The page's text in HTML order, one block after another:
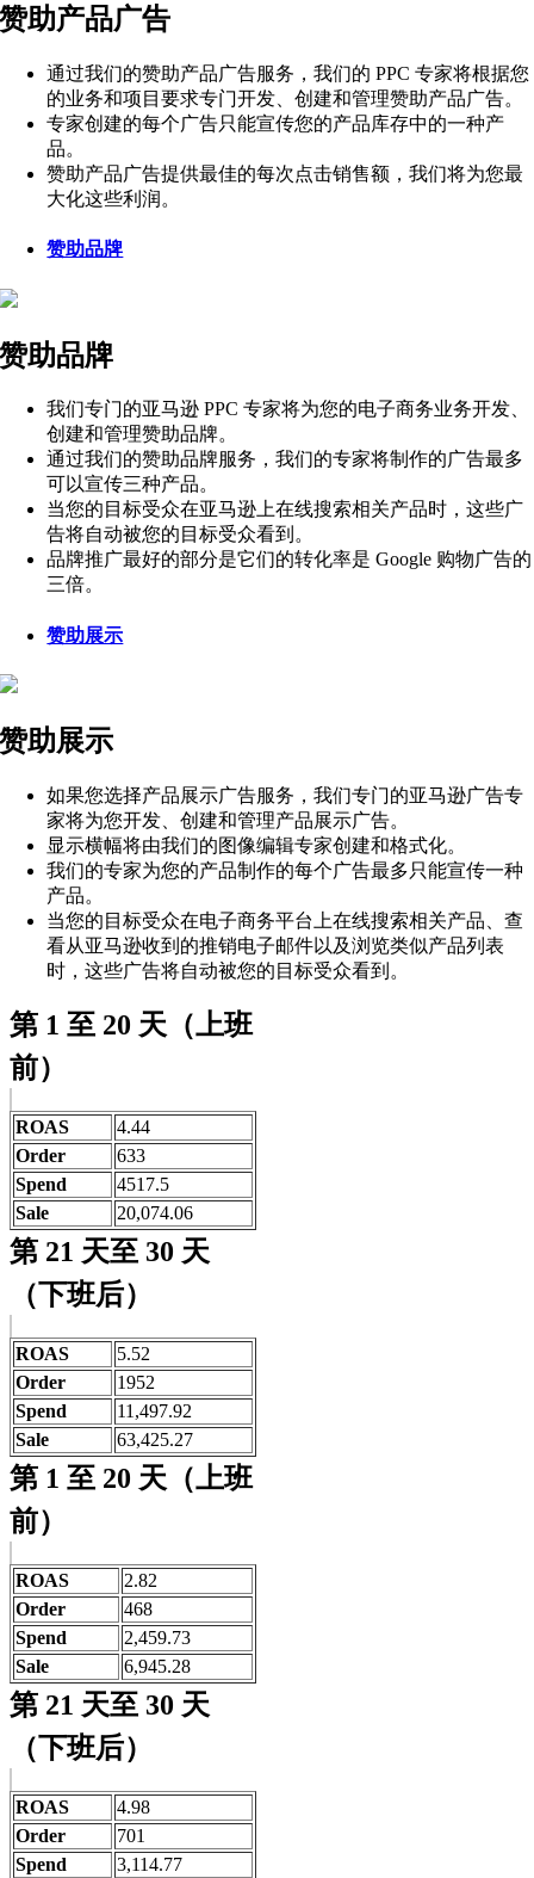
赞助产品广告
通过我们的赞助产品广告服务，我们的 PPC 专家将根据您
的业务和项目要求专门开发、创建和管理赞助产品广告。
专家创建的每个广告只能宣传您的产品库存中的一种产
品。
赞助产品广告提供最佳的每次点击销售额，我们将为您最
大化这些利润。
赞助品牌
赞助品牌
我们专门的亚马逊 PPC 专家将为您的电子商务业务开发、
创建和管理赞助品牌。
通过我们的赞助品牌服务，我们的专家将制作的广告最多
可以宣传三种产品。
当您的目标受众在亚马逊上在线搜索相关产品时，这些广
告将自动被您的目标受众看到。
品牌推广最好的部分是它们的转化率是 Google 购物广告的
三倍。
赞助展示
赞助展示
如果您选择产品展示广告服务，我们专门的亚马逊广告专
家将为您开发、创建和管理产品展示广告。
显示横幅将由我们的图像编辑专家创建和格式化。
我们的专家为您的产品制作的每个广告最多只能宣传一种
产品。
当您的目标受众在电子商务平台上在线搜索相关产品、查
看从亚马逊收到的推销电子邮件以及浏览类似产品列表
时，这些广告将自动被您的目标受众看到。
第 1 至 20 天（上班
前）
ROAS
4.44
Order
633
Spend
4517.5
Sale
20,074.06
第 21 天至 30 天
（下班后）
ROAS
5.52
Order
1952
Spend
11,497.92
Sale
63,425.27
第 1 至 20 天（上班
前）
ROAS
2.82
Order
468
Spend
2,459.73
Sale
6,945.28
第 21 天至 30 天
（下班后）
ROAS
4.98
Order
701
Spend
3,114.77